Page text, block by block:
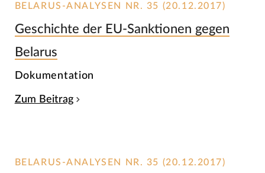
BELARUS-ANALYSEN NR. 35 (20.12.2017)
Geschichte der EU-Sanktionen gegen
Belarus
Dokumentation
Zum Beitrag
BELARUS-ANALYSEN NR. 35 (20.12.2017)